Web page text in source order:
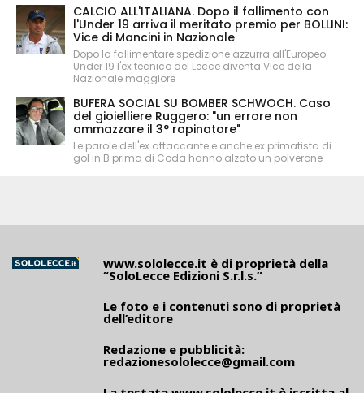
CALCIO ALL'ITALIANA. Dopo il fallimento con
l'Under 19 arriva il meritato premio per BOLLINI:
Vice di Mancini in Nazionale
Dopo la fallimentare spedizione azzurra all'Europeo
Under 19 l'ex tecnico del Lecce diventa Vice della
Nazionale maggiore
BUFERA SOCIAL SU BOMBER SCHWOCH. Caso
del gioielliere Ruggero: "un errore non
ammazzare il 3° rapinatore"
Le parole dell'ex attaccante e anche ex primatista di
gol in B prima di Coda hanno alzato un polverone
www.sololecce.it è di proprietà della
“SoloLecce Edizioni S.r.l.s.”
Le foto e i contenuti sono di proprietà
dell’editore
Redazione e pubblicità:
redazionesololecce@gmail.com